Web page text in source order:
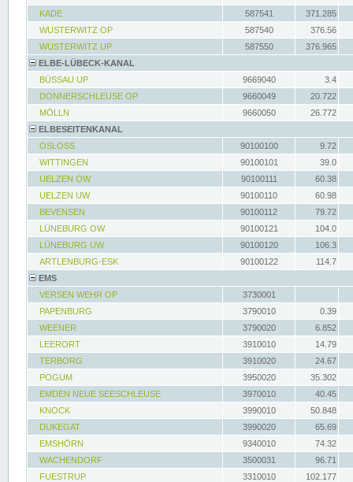
KADE
587541
371.285
WUSTERWITZ OP
587540
376.56
WUSTERWITZ UP
587550
376.965
ELBE-LÜBECK-KANAL
BÜSSAU UP
9669040
3.4
DONNERSCHLEUSE OP
9660049
20.722
MÖLLN
9660050
26.772
ELBESEITENKANAL
OSLOSS
90100100
9.72
WITTINGEN
90100101
39.0
UELZEN OW
90100111
60.38
UELZEN UW
90100110
60.98
BEVENSEN
90100112
79.72
LÜNEBURG OW
90100121
104.0
LÜNEBURG UW
90100120
106.3
ARTLENBURG-ESK
90100122
114.7
EMS
VERSEN WEHR OP
3730001
PAPENBURG
3790010
0.39
WEENER
3790020
6.852
LEERORT
3910010
14.79
TERBORG
3910020
24.67
POGUM
3950020
35.302
EMDEN NEUE SEESCHLEUSE
3970010
40.45
KNOCK
3990010
50.848
DUKEGAT
3990020
65.69
EMSHÖRN
9340010
74.32
WACHENDORF
3500031
96.71
FUESTRUP
3310010
102.177